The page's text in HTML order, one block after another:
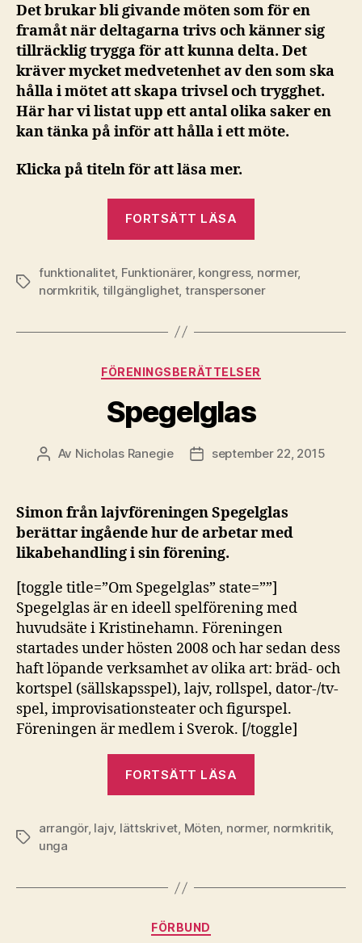
Det brukar bli givande möten som för en
framåt när deltagarna trivs och känner sig
tillräcklig trygga för att kunna delta. Det
kräver mycket medvetenhet av den som ska
hålla i mötet att skapa trivsel och trygghet.
Här har vi listat upp ett antal olika saker en
kan tänka på inför att hålla i ett möte.
Klicka på titeln för att läsa mer.
FORTSÄTT LÄSA
möten
09:
Etiketter
funktionalitet, Funktionärer, kongress, normer,
normkritik, tillgänglighet, transpersoner
Kategorier
FÖRENINGSBERÄTTELSER
Spegelglas
Inläggsförfattare
Av Nicholas Ranegie Inläggsdatum
september 22, 2015
Simon från lajvföreningen Spegelglas
berättar ingående hur de arbetar med
likabehandling i sin förening.
[toggle title=”Om Spegelglas” state=””]
Spegelglas är en ideell spelförening med
huvudsäte i Kristinehamn. Föreningen
startades under hösten 2008 och har sedan dess
haft löpande verksamhet av olika art: bräd- och
kortspel (sällskapsspel), lajv, rollspel, dator-/tv-
spel, improvisationsteater och figurspel.
Föreningen är medlem i Sverok. [/toggle]
FORTSÄTT LÄSA
Etiketter
arrangör, lajv, lättskrivet, Möten, normer, normkritik,
unga
Kategorier
FÖRBUND